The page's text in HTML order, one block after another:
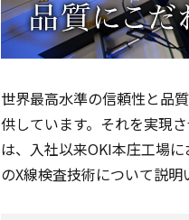
世界最高水準の信頼性と品
供しています。それを実現
は、入社以来OKI本庄工場
のX線検査技術について説明